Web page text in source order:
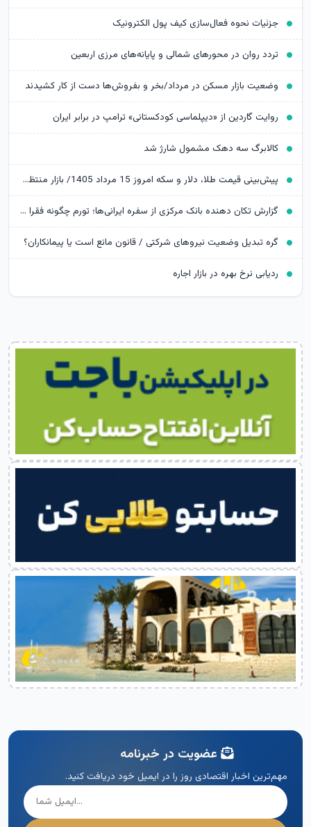
جزئیات نحوه فعال‌سازی کیف پول الکترونیک
تردد روان در محورهای شمالی و پایانه‌های مرزی اربعین
وضعیت بازار مسکن در مرداد/بخر و بفروش‌ها دست از کار کشیدند
روایت گاردین از «دیپلماسی کودکستانی» ترامپ در برابر ایران
کالابرگ سه دهک مشمول شارژ شد
پیش‌بینی قیمت طلا، دلار و سکه امروز 15 مرداد 1405/ بازار منتظر مذاکرات تنگه هرمز
گزارش تکان‌ دهنده بانک مرکزی از سفره ایرانی‌ها؛ تورم چگونه فقرا را فقیرتر کرد؟
گره تبدیل وضعیت نیروهای شرکتی / قانون مانع است یا پیمانکاران؟
ردیابی نرخ بهره در بازار اجاره
عضویت در خبرنامه
مهم‌ترین اخبار اقتصادی روز را در ایمیل خود دریافت کنید.